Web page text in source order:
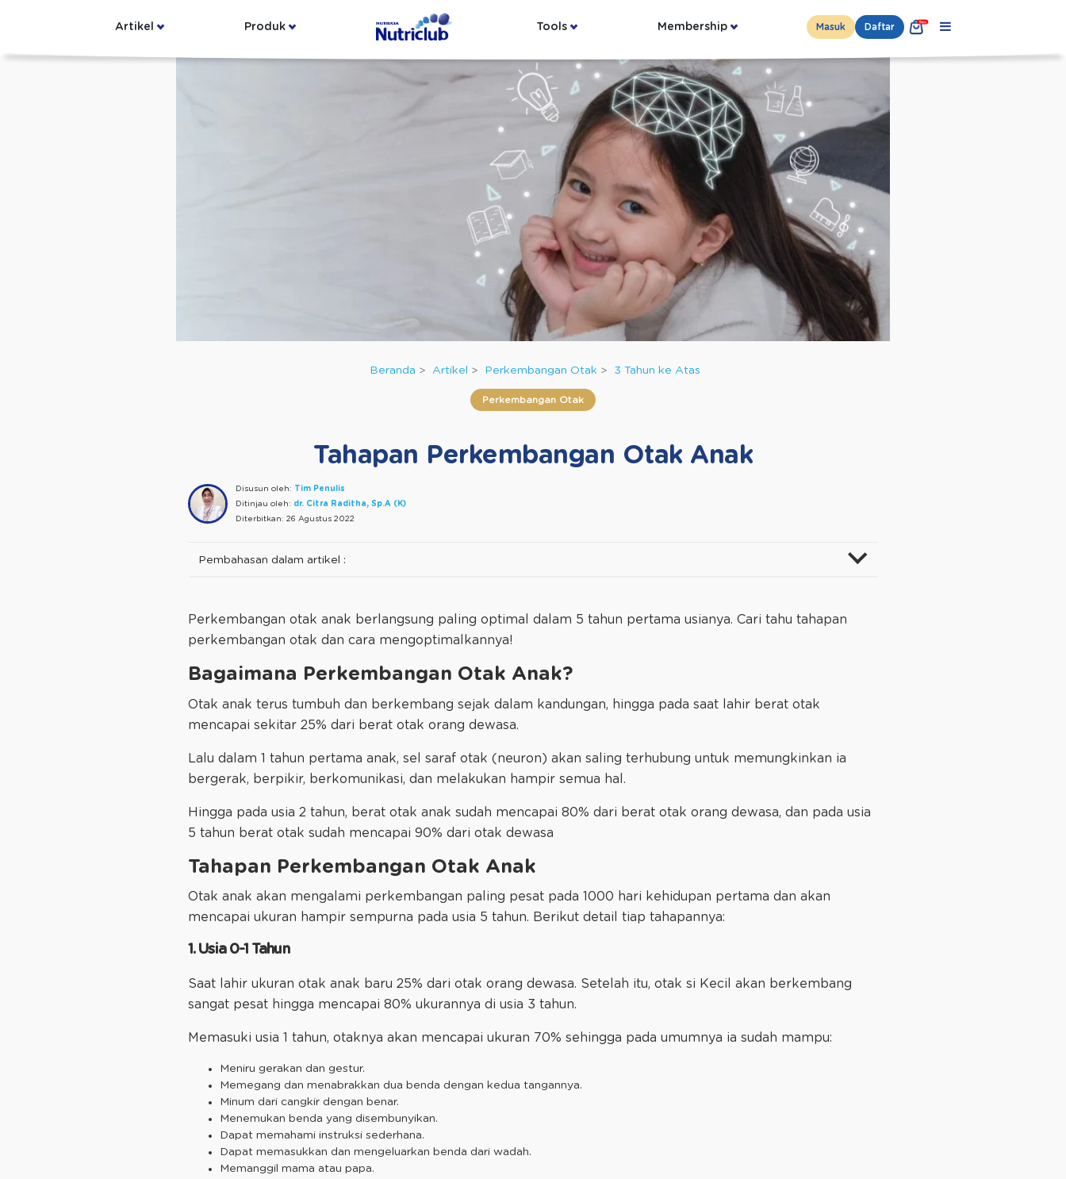
Artikel Produk Tools Membership Masuk Daftar
Beranda Artikel Perkembangan Otak 3 Tahun ke Atas
Perkembangan Otak
Tahapan Perkembangan Otak Anak
Disusun oleh: Tim Penulis
Ditinjau oleh: dr. Citra Raditha, Sp.A (K)
Diterbitkan: 26 Agustus 2022
Pembahasan dalam artikel :
Perkembangan otak anak berlangsung paling optimal dalam 5 tahun pertama usianya. Cari tahu tahapan
perkembangan otak dan cara mengoptimalkannya!
Bagaimana Perkembangan Otak Anak?
Otak anak terus tumbuh dan berkembang sejak dalam kandungan, hingga pada saat lahir berat otak
mencapai sekitar 25% dari berat otak orang dewasa.
Lalu dalam 1 tahun pertama anak, sel saraf otak (neuron) akan saling terhubung untuk memungkinkan ia
bergerak, berpikir, berkomunikasi, dan melakukan hampir semua hal.
Hingga pada usia 2 tahun, berat otak anak sudah mencapai 80% dari berat otak orang dewasa, dan pada usia
5 tahun berat otak sudah mencapai 90% dari otak dewasa
Tahapan Perkembangan Otak Anak
Otak anak akan mengalami perkembangan paling pesat pada 1000 hari kehidupan pertama dan akan
mencapai ukuran hampir sempurna pada usia 5 tahun. Berikut detail tiap tahapannya:
1. Usia 0-1 Tahun
Saat lahir ukuran otak anak baru 25% dari otak orang dewasa. Setelah itu, otak si Kecil akan berkembang
sangat pesat hingga mencapai 80% ukurannya di usia 3 tahun.
Memasuki usia 1 tahun, otaknya akan mencapai ukuran 70% sehingga pada umumnya ia sudah mampu:
Meniru gerakan dan gestur.
Memegang dan menabrakkan dua benda dengan kedua tangannya.
Minum dari cangkir dengan benar.
Menemukan benda yang disembunyikan.
Dapat memahami instruksi sederhana.
Dapat memasukkan dan mengeluarkan benda dari wadah.
Memanggil mama atau papa.